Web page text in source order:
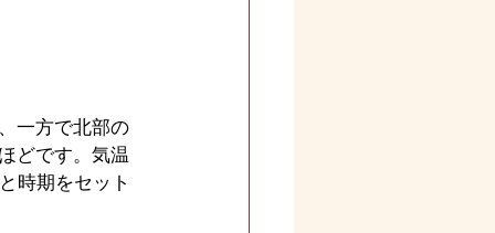
一方で北部の
どです。気温
時期をセット